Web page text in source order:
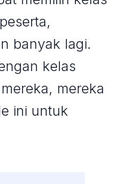
banyak lagi.
kelas
mereka
ini untuk